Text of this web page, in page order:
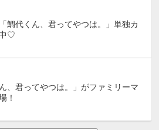
鯛代くん、君ってやつは。」単独カ
♡
ん、君ってやつは。」がファミリーマ
！